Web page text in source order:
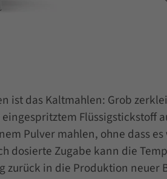
ist das Kaltmahlen: Grob
Flüssigstickstoff
Pulver mahlen, ohne
dosierte Zugabe kann die
zurück in die Produktion neuer